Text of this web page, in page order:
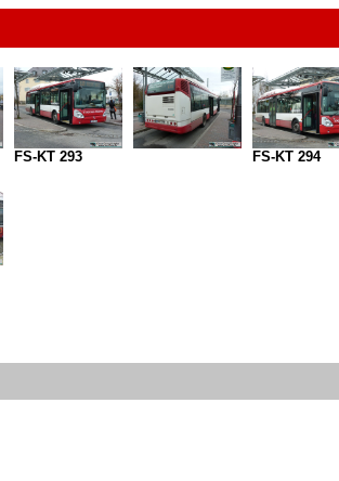
FS-KT 293 FS-KT 294